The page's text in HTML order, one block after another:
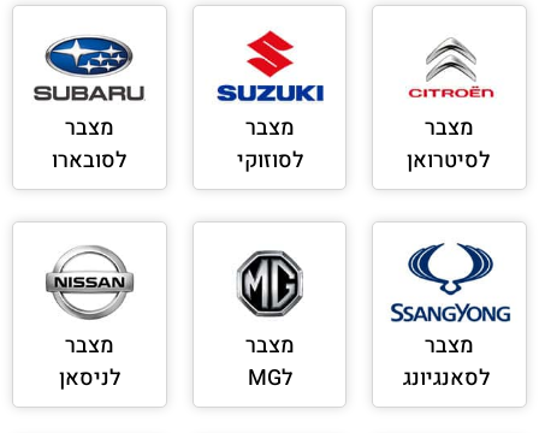
מצבר
לסיטרואן
מצבר
לסוזוקי
מצבר
לסובארו
מצבר
לסאנגיונג
מצבר
לMG
מצבר
לניסאן